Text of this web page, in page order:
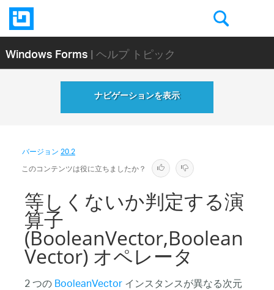
Windows Forms| ヘルプ トピック
ナビゲーションを表示
バージョン20.2
このコンテンツは役に立ちましたか？
等しくないか判定する演
算子
(BooleanVector,Boolean
Vector) オペレータ
2 つのBooleanVectorインスタンスが異なる次元